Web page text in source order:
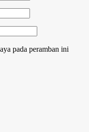
pada peramban ini